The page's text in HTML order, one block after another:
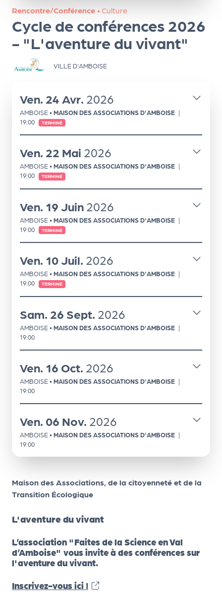
Rencontre/Conférence • Culture
Cycle de conférences 2026
- "L'aventure du vivant"
VILLE D'AMBOISE
Ven. 24 Avr. 2026
AMBOISE • MAISON DES ASSOCIATIONS D'AMBOISE |
19:00
TERMINÉ
Ven. 22 Mai 2026
AMBOISE • MAISON DES ASSOCIATIONS D'AMBOISE |
19:00
TERMINÉ
Ven. 19 Juin 2026
AMBOISE • MAISON DES ASSOCIATIONS D'AMBOISE |
19:00
TERMINÉ
Ven. 10 Juil. 2026
AMBOISE • MAISON DES ASSOCIATIONS D'AMBOISE |
19:00
TERMINÉ
Sam. 26 Sept. 2026
AMBOISE • MAISON DES ASSOCIATIONS D'AMBOISE |
19:00
Ven. 16 Oct. 2026
AMBOISE • MAISON DES ASSOCIATIONS D'AMBOISE |
19:00
Ven. 06 Nov. 2026
AMBOISE • MAISON DES ASSOCIATIONS D'AMBOISE |
19:00
Maison des Associations, de la citoyenneté et de la
Transition Écologique
L'aventure du vivant
L’association "Faites de la Science en Val
d’Amboise" vous invite à des conférences sur
l'aventure du vivant.
Inscrivez-vous ici !
ns
PR
O
G!
PR
O
G!
Le
Ma
g
Sui
vr
e
le
PR
O
G!
N
os
se
rvi
ce
s
L
it
d
l'
r
g
a
n
i